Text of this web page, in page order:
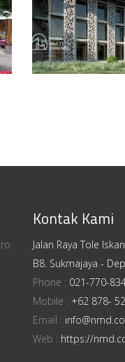
Kontak Kami
Jalan Raya Tole
B8. Sukmajaya -
Phone : 021-770-
Mobile : +62 878-
Email :
Web : https://